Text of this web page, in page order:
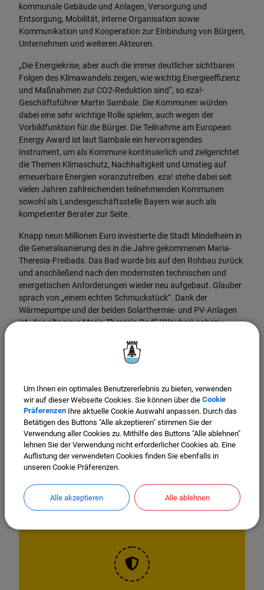
kommunale Gebäude und Anlagen, Versorgung und
Entsorgung, Mobilität, interne Organisation sowie
Kommunikation und Kooperation zur Einbindung von Bürgern,
Unternehmen und weiteren Akteuren.
„Die Energiekrise, aber auch die immer deutlicher sichtbaren
Folgen des Klimawandels zeigen, wie wichtig Energieeffizienz
und Maßnahmen zur CO2-Reduktion sind“, so eza!-
Geschäftsführer Martin Sambale. Die Kommunen würden
dabei eine sehr wichtige Rolle spielen, auch wegen der
Vorbildfunktion für die Bürger. Die Teilnahme am European
Energy Award ist laut Sambale ein hervorragendes
Instrument, um als Kommune kontinuierlich und zielgerichtet
die Themen Klimaschutz, Nachhaltigkeit und Umstieg auf
erneuerbare Energien voranzutreiben. eza! stehe dabei seit
vielen Jahren zahlreichenden teilnehmenden Kommunen
sowohl als Landesgeschäftsstelle Bayern wie auch als
kompetenter Berater zur Seite.
Knapp neun Millionen Euro investierte die Stadt Mindelheim in
die Generalsanierung des in die Jahre gekommenen Maria-
Theresia-Freibads. Das Bad wurde bis auf den Rohbau zurück
und anschließend nach den modernsten technischen und
energetischen Anforderungen wieder neu aufgebaut. Glauber
sprach von „einem echten Schmuckstück“. Dank der
Wärmepumpe und der beiden Solarthermie- und PV-Anlagen
ist „das alte neue Maria-Theresia-Bad“ (Glauber) nahezu
CO2-Emissionen um 90 Prozent reduziert.
aller möglichen Punkte – 20 Prozent mehr als noch vor vier
Jahren, als Mindelheim zum ersten Mal mit dem European
Energy Award ausgezeichnet worden war.
Die Teilnahme am eea wird durch die Regierung von Schwaben
im Rahmen der Förderung von Klimaschutzmaßnahmen der
Kommunen und anderer Körperschaften des öffentlichen
Bayerische Staatsministerium für Umwelt und
Verbraucherschutz
Um Ihnen ein optimales Benutzererlebnis zu bieten, verwenden
wir auf dieser Webseite Cookies. Sie können über die Cookie
Präferenzen Ihre aktuelle Cookie Auswahl anpassen. Durch das
Betätigen des Buttons "Alle akzeptieren" stimmen Sie der
Verwendung aller Cookies zu. Mithilfe des Buttons "Alle ablehnen"
lehnen Sie der Verwendung nicht erforderlicher Cookies ab. Eine
Auflistung der verwendeten Cookies finden Sie ebenfalls in
unseren Cookie Präferenzen.
Alle akzeptieren Alle ablehnen